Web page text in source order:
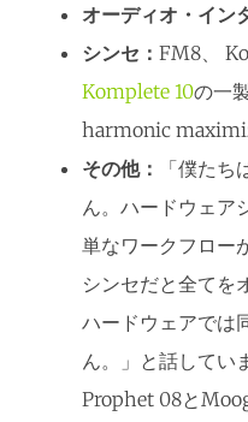
オーディオ・イン
シンセ： FM8、
Komplete 10の一
harmonic
その他：
「僕た
ん。ハードウェア
単なワークフロー
シンセだと全てを
ハードウェアでは
ん。」と話してい
Prophet 08と